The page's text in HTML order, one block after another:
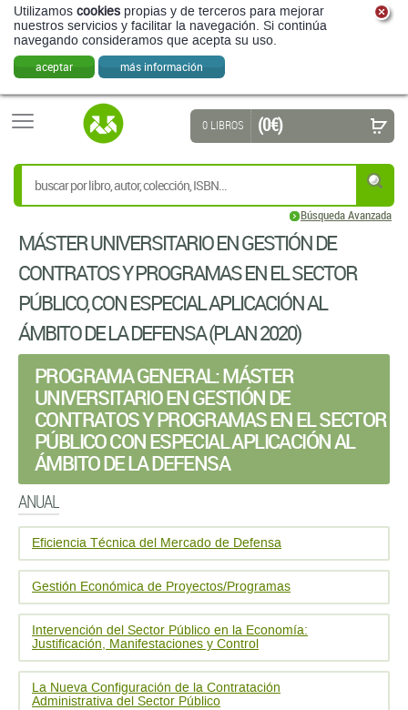
Utilizamos cookies propias y de terceros para mejorar
nuestros servicios y facilitar la navegación. Si continúa
navegando consideramos que acepta su uso.
aceptar más información
Búsqueda Avanzada
0 LIBROS (0 €)
MÁSTER UNIVERSITARIO EN GESTIÓN DE
CONTRATOS Y PROGRAMAS EN EL SECTOR
PÚBLICO, CON ESPECIAL APLICACIÓN AL
ÁMBITO DE LA DEFENSA (PLAN 2020)
PROGRAMA GENERAL: MÁSTER
UNIVERSITARIO EN GESTIÓN DE
CONTRATOS Y PROGRAMAS EN EL SECTOR
PÚBLICO CON ESPECIAL APLICACIÓN AL
ÁMBITO DE LA DEFENSA
ANUAL
Eficiencia Técnica del Mercado de Defensa
Gestión Económica de Proyectos/Programas
Intervención del Sector Público en la Economía:
Justificación, Manifestaciones y Control
La Nueva Configuración de la Contratación
Administrativa del Sector Público